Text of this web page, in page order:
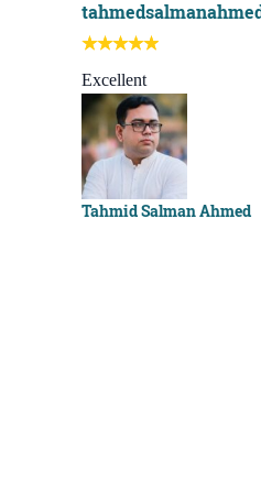
Excellent
Tahmid Salman Ahmed